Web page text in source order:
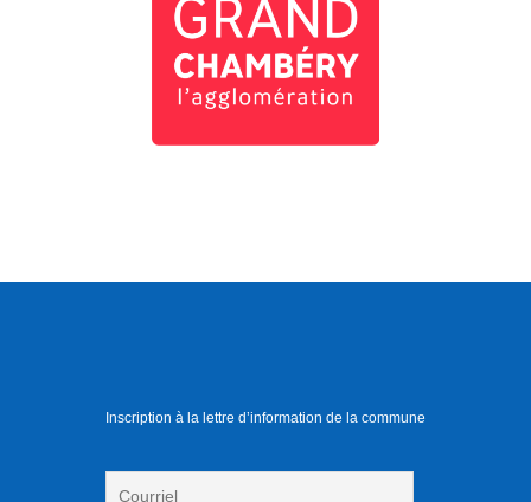
Inscription à la lettre d’information de la commune